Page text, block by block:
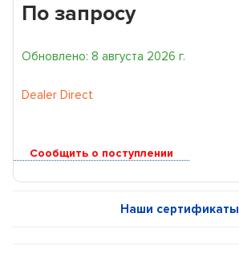
По запросу
Обновлено: 8 августа 2026 г.
Dealer Direct
Сообщить о поступлении
Наши сертификаты